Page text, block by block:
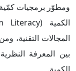
ومطوّر برمجيات
المجالات التقنية،
بين المعرفة